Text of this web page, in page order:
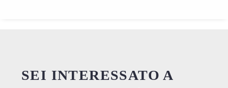
SEI INTERESSATO A